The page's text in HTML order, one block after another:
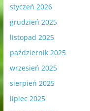
styczeń 2026
grudzień 2025
listopad 2025
październik 2025
wrzesień 2025
sierpień 2025
lipiec 2025